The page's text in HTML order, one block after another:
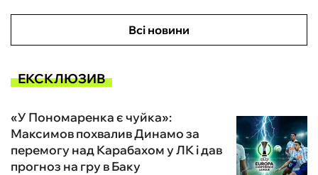
Всі новини
ЕКСКЛЮЗИВ
«У Пономаренка є чуйка»:
Максимов похвалив Динамо за
перемогу над Карабахом у ЛК і дав
прогноз на гру в Баку